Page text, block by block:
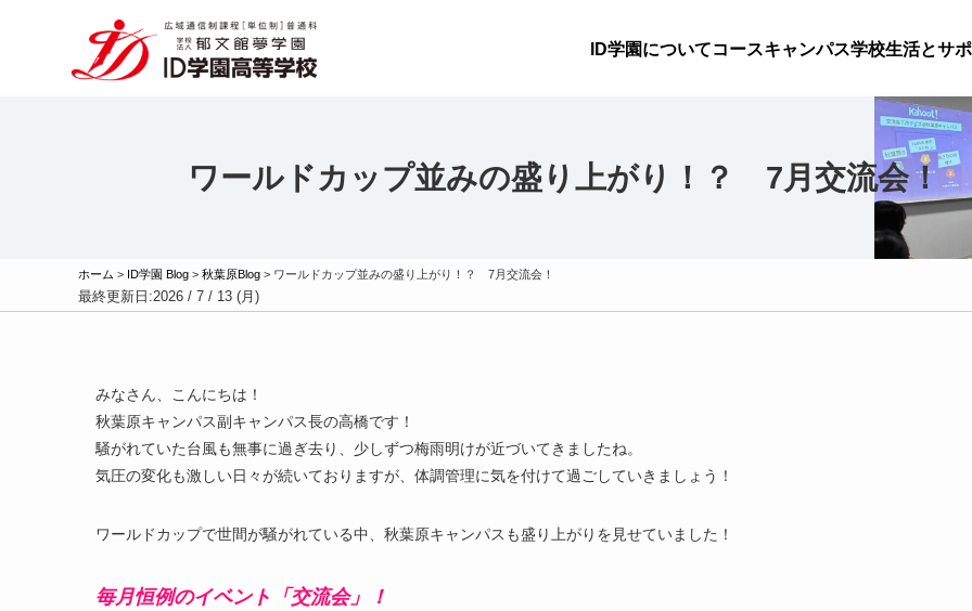
ID学園についてコースキャンパス学校生活とサ
ワールドカップ並みの盛り上がり！？ 7月交流会！
ホーム > ID学園 Blog > 秋葉原Blog > ワールドカップ並みの盛り上がり！？ 7月交流会！
最終更新日:2026 / 7 / 13 (月)
みなさん、こんにちは！
秋葉原キャンパス副キャンパス長の高橋です！
騒がれていた台風も無事に過ぎ去り、少しずつ梅雨明けが近づいてきましたね。
気圧の変化も激しい日々が続いておりますが、体調管理に気を付けて過ごしていきましょう！
ワールドカップで世間が騒がれている中、秋葉原キャンパスも盛り上がりを見せていました！
毎月恒例のイベント「交流会」！